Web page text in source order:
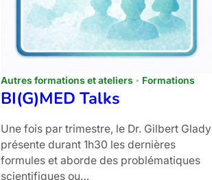
Autres formations et ateliers Formations
BI(G)MED Talks
Une fois par trimestre, le Dr. Gilbert Glady
présente durant 1h30 les dernières
formules et aborde des problématiques
scientifiques ou…